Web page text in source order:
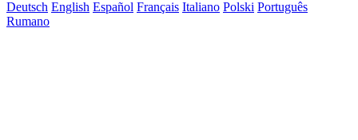
Deutsch English Español Français Italiano Polski Português
Rumano